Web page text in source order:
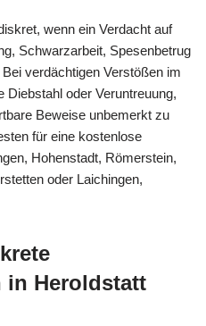
wenn ein Verdacht auf
Schwarzarbeit, Spesenbetrug
verdächtigen Verstößen im
oder Veruntreuung,
Beweise unbemerkt zu
für eine kostenlose
Hohenstadt, Römerstein,
oder Laichingen,
in Heroldstatt